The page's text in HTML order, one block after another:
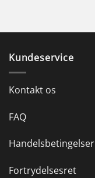
Kundeservice
Kontakt os
FAQ
Handelsbetingelser
Fortrydelsesret